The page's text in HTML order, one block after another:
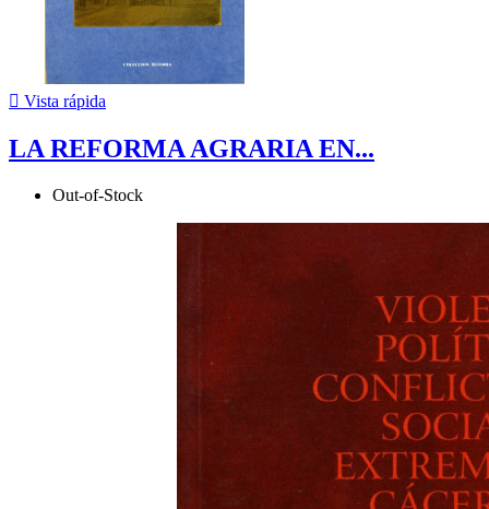
 Vista rápida
LA REFORMA AGRARIA EN...
Out-of-Stock